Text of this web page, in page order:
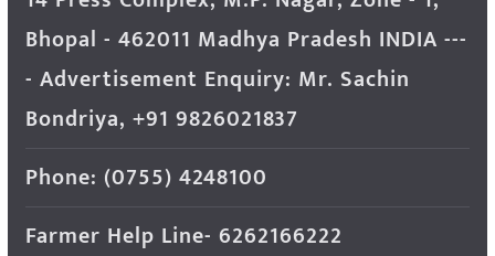
Bhopal - 462011 Madhya Pradesh INDIA ---
- Advertisement Enquiry: Mr. Sachin
Bondriya, +91 9826021837
Phone: (0755) 4248100
Farmer Help Line- 6262166222